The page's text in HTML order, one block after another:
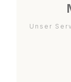
Unser